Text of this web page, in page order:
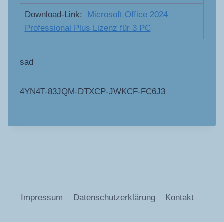
Download-Link:
Microsoft Office 2024
Professional Plus Lizenz für 3 PC
sad
4YN4T-83JQM-DTXCP-JWKCF-FC6J3
Impressum Datenschutzerklärung Kontakt